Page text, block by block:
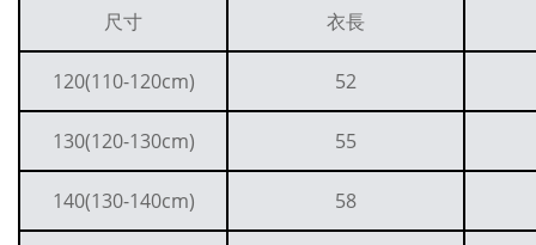
尺寸 衣長
120(110-120cm) 52
130(120-130cm) 55
140(130-140cm) 58